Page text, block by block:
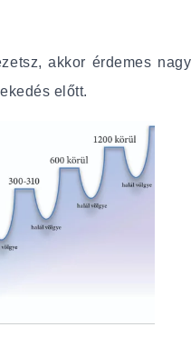
akkor érdemes nagy
előtt.